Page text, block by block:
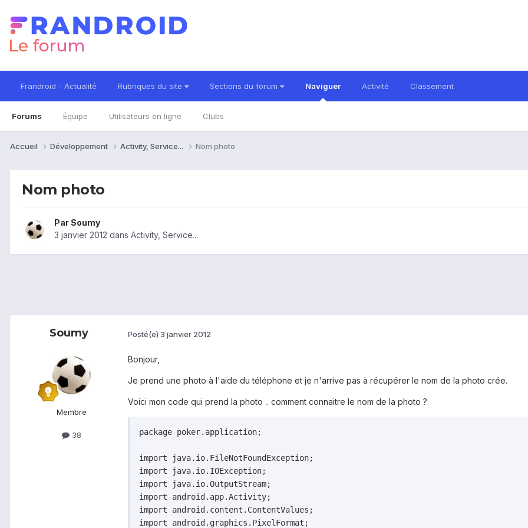
Frandroid - Actualité Rubriques du site Sections du forum Naviguer
Forums Équipe Utilisateurs en ligne Clubs
Activité Classement
Accueil Développement Activity, Service... Nom photo
Nom photo
ParSoumy
3 janvier 2012 dans Activity, Service...
Soumy
Membre
38
Posté(e) 3 janvier 2012
Bonjour,
Je prend une photo à l'aide du téléphone et je n'arrive pas à récupérer le nom de la photo crée.
Voici mon code qui prend la photo .. comment connaitre le nom de la photo ?
package poker.application;
import java.io.FileNotFoundException;
import java.io.IOException;
import java.io.OutputStream;
import android.app.Activity;
import android.content.ContentValues;
import android.graphics.PixelFormat;